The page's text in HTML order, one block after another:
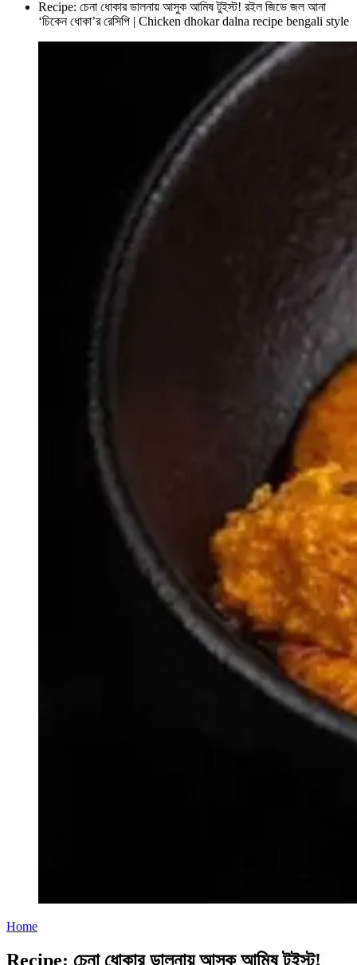
Recipe: চেনা ধোকার ডালনায় আসুক আমিষ টুইস্ট! রইল জিভে জল আনা
‘চিকেন ধোকা’র রেসিপি | Chicken dhokar dalna recipe bengali style
Home
Recipe: চেনা ধোকার ডালনায় আসুক আমিষ টুইস্ট!